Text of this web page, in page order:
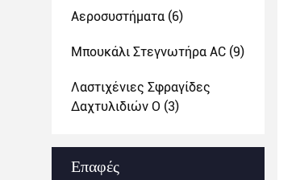
Αεροσυστήματα (6)
Μπουκάλι Στεγνωτήρα AC (9)
Λαστιχένιες Σφραγίδες
Δαχτυλιδιών Ο (3)
Επαφές